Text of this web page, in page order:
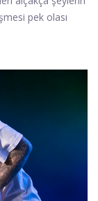
pek olası